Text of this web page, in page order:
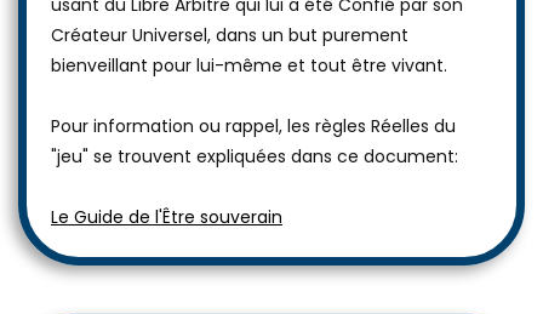
usant du Libre Arbitre qui lui a été Confié par son
Créateur Universel, dans un but purement
bienveillant pour lui-même et tout être vivant.
Pour information ou rappel, les règles Réelles du
"jeu" se trouvent expliquées dans ce document:
Le Guide de l'Être souverain